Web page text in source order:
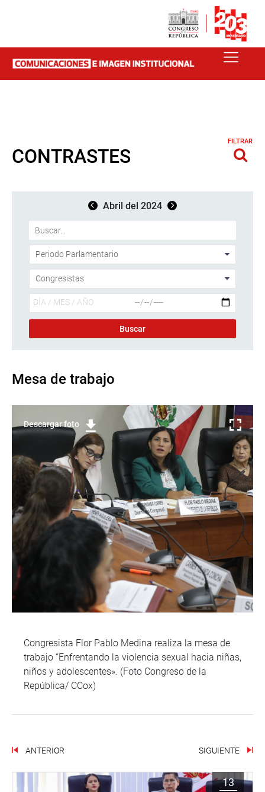
CONTRASTES
FILTRAR
Abril del 2024
Mesa de trabajo
Descargar foto
Congresista Flor Pablo Medina realiza la mesa de
trabajo “Enfrentando la violencia sexual hacia niñas,
niños y adolescentes». (Foto Congreso de la
República/ CCox)
ANTERIOR SIGUIENTE
13